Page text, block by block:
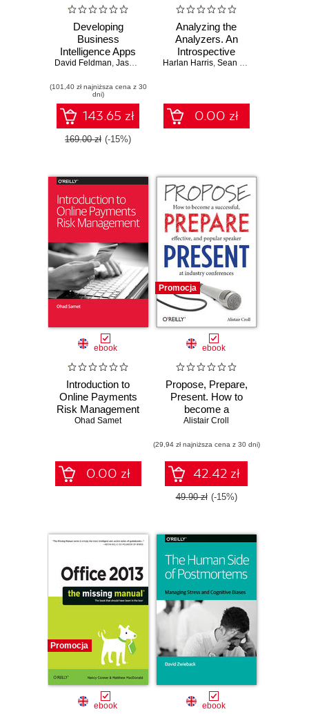
Developing
Business
Intelligence Apps
for SharePoint.
Power of
SharePoint,
LightSwitch, Power
View, and SQL
Server 2012
David Feldman, Jason Himmelstein
(101,40 zł najniższa cena z 30
dni)
143.65 zł
169.00 zł (-15%)
Analyzing the
Analyzers. An
Introspective
Survey of Data
Harlan Harris, Sean Murphy
0.00 zł
ebook
Introduction to
Online Payments
Risk Management
Ohad Samet
0.00 zł
Promocja
ebook
Propose, Prepare,
Present. How to
become a
successful,
popular speaker at
industry
conferences
Alistair Croll
(29,94 zł najniższa cena z 30 dni)
42.42 zł
49.90 zł (-15%)
Promocja
ebook ebook